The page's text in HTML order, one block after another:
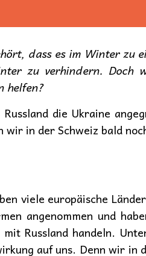
dass es im Winter zu
zu verhindern. Doch
helfen?
die Ukraine
in der Schweiz bald
viele europäische
angenommen und
Russland handeln.
auf uns. Denn wir in